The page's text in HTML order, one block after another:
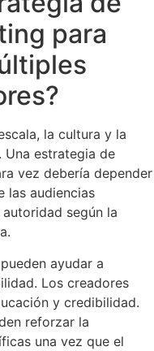
para
la cultura y la
Una estrategia de
vez debería depender
las audiencias
según la
ayudar a
Los creadores
y credibilidad.
reforzar la
una vez que el